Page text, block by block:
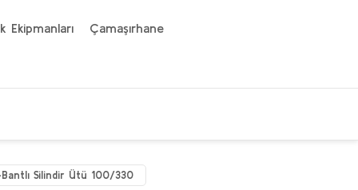
Ekipmanları Çamaşırhane
Silindir Ütü 100/330